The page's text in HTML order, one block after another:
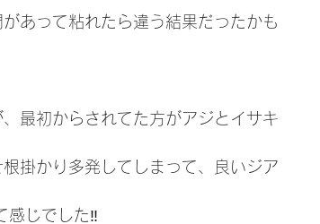
あって粘れたら違う結果だったかも
最初からされてた方がアジとイサキ
掛かり多発してしまって、良いジア
感じでした‼️